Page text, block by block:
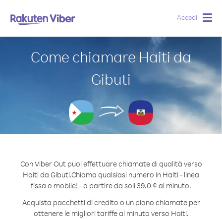
Accedi
Come chiamare Haiti da
Gibuti
Con Viber Out puoi effettuare chiamate di qualità verso
Haiti da Gibuti.Chiama qualsiasi numero in Haiti - linea
fissa o mobile! - a partire da soli 39.0 ¢ al minuto.
Acquista pacchetti di credito o un piano chiamate per
ottenere le migliori tariffe al minuto verso Haiti.